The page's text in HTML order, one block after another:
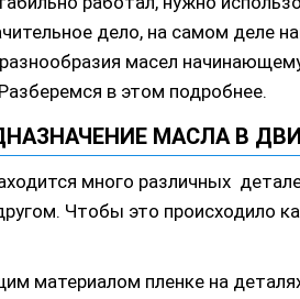
дело, на самом деле
масел
в этом подробнее.
МАСЛА В
много различных
Чтобы это происходило
материалом пленке на